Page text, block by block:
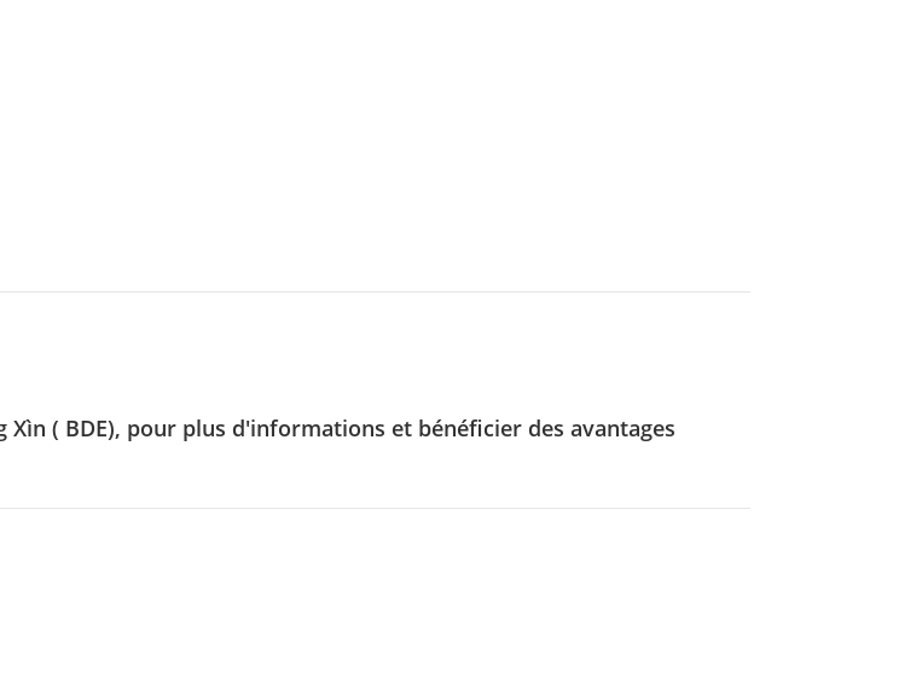
Xìn ( BDE), pour plus d'informations et bénéficier des avantages